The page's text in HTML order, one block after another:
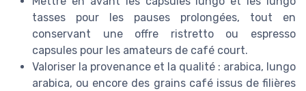
tasses pour les pauses prolongées, tout en
conservant une offre ristretto ou espresso
capsules pour les amateurs de café court.
Valoriser la provenance et la qualité : arabica, lungo
arabica, ou encore des grains café issus de filières